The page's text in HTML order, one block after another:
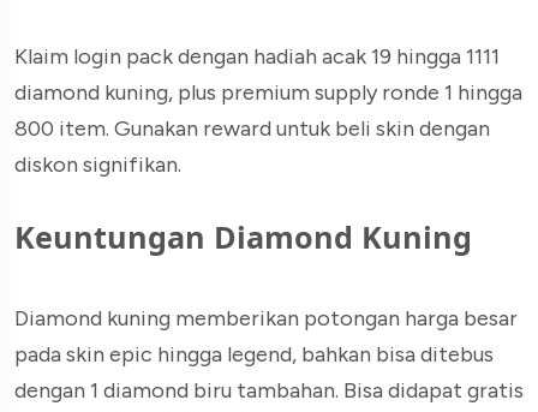
Klaim login pack dengan hadiah acak 19 hingga 1111
diamond kuning, plus premium supply ronde 1 hingga
800 item. Gunakan reward untuk beli skin dengan
diskon signifikan.
Keuntungan Diamond Kuning
Diamond kuning memberikan potongan harga besar
pada skin epic hingga legend, bahkan bisa ditebus
dengan 1 diamond biru tambahan. Bisa didapat gratis